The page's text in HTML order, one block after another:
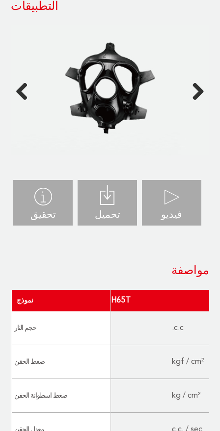
التطبيقات
تحقيق تحميل فيديو
مواصفة
JD-RH65T
c.c.
kgf / cm²
kg / cm²
نموذج
حجم النار
ضغط الحقن
ضغط اسطوانة الحقن
معدل الحقن